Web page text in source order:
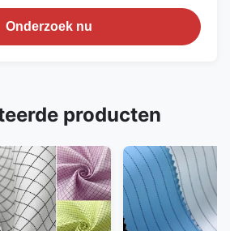
Onderzoek nu
producten